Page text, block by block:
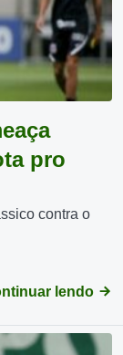
pro
contra o
lendo